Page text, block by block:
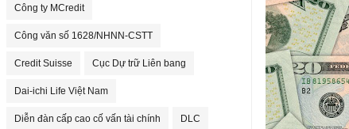
Công ty MCredit
Công văn số 1628/NHNN-CSTT
Credit Suisse Cục Dự trữ Liên bang
Dai-ichi Life Việt Nam
Diễn đàn cấp cao cố vấn tài chính DLC